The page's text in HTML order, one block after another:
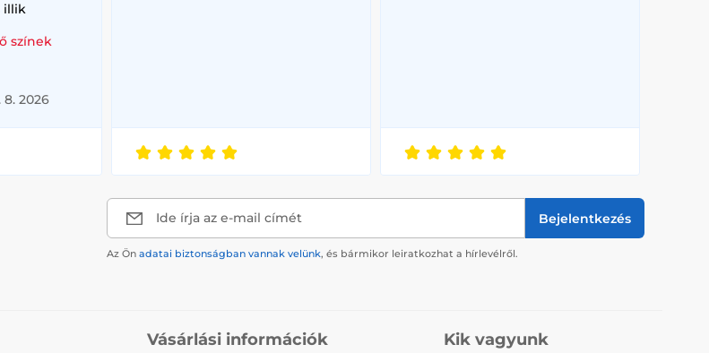
illik
színek
2026
Ide írja az e-mail címét Bejelentkezés
Az Ön adatai biztonságban vannak velünk, és bármikor leiratkozhat a hírlevélről.
Vásárlási információk Kik vagyunk